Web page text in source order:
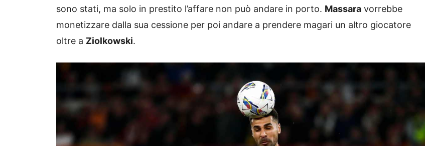
sono stati, ma solo in prestito l’affare non può andare in porto. Massara vorrebbe
monetizzare dalla sua cessione per poi andare a prendere magari un altro giocatore
oltre a Ziolkowski.